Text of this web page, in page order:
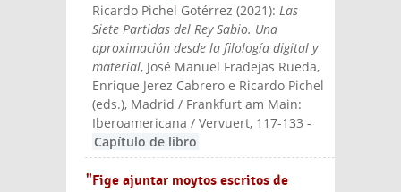
Ricardo Pichel Gotérrez (2021):Las
Siete Partidas del Rey Sabio. Una
aproximación desde la filología digital y
material, José Manuel Fradejas Rueda,
Enrique Jerez Cabrero e Ricardo Pichel
(eds.), Madrid / Frankfurt am Main:
Iberoamericana / Vervuert, 117-133 -
Capítulo de libro
"Fige ajuntar moytos escritos de